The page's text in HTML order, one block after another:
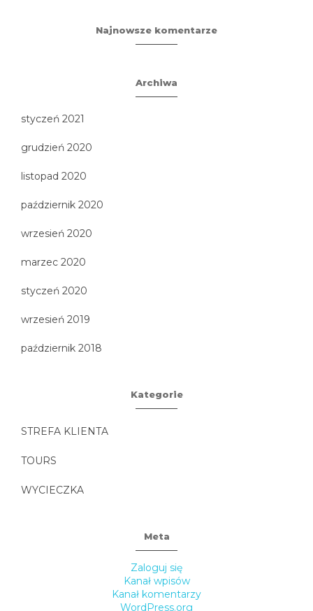
Najnowsze komentarze
Archiwa
styczeń 2021
grudzień 2020
listopad 2020
październik 2020
wrzesień 2020
marzec 2020
styczeń 2020
wrzesień 2019
październik 2018
Kategorie
STREFA KLIENTA
TOURS
WYCIECZKA
Meta
Zaloguj się
Kanał wpisów
Kanał komentarzy
WordPress.org